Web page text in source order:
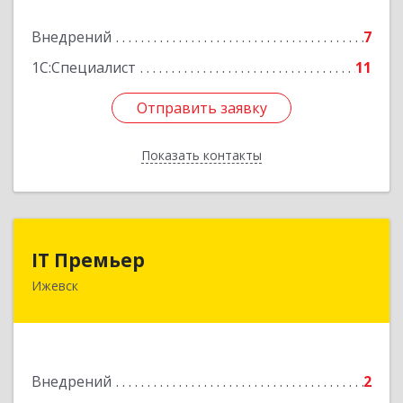
Внедрений
7
1С:Специалист
11
Отправить заявку
Показать контакты
Отправить заявку
Назад
IT Премьер
Ижевск
Внедрений
2